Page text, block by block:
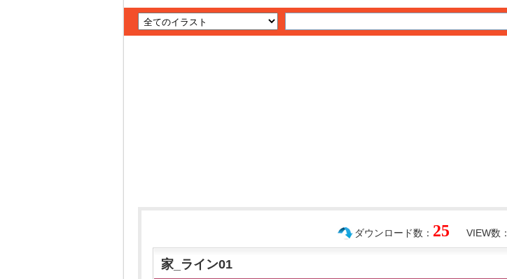
VIEW数：
ダウンロード数： 25
家_ライン01